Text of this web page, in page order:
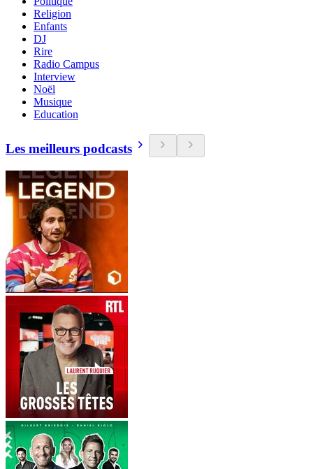
Religion
Enfants
DJ
Rire
Radio Campus
Interview
Noël
Musique
Education
Les meilleurs podcasts